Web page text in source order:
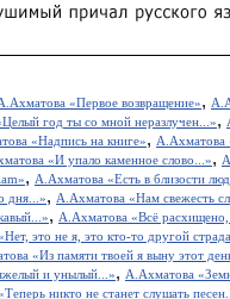
«Первое возвращение»,
год ты со мной неразлучен...»,
«Надпись на книге», А.Ахматова
«И упало каменное слово...»,
, А.Ахматова «Есть в близости
дня...», А.Ахматова «Нам свежесть
, А.Ахматова «Всё
это не я, это кто-то другой
«Из памяти твоей я выну этот
и унылый...», А.Ахматова
никто не станет слушать